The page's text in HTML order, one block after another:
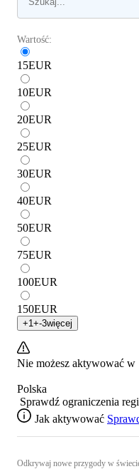
Wartość:
15EUR
10EUR
20EUR
25EUR
30EUR
40EUR
50EUR
75EUR
100EUR
150EUR
+1 +-3więcej
Nie możesz aktywować w
Polska
Sprawdź ograniczenia
Jak aktywować
Odkrywaj nowe przygody w